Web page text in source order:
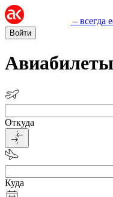
– всегда
Войти
Откуда
Куда